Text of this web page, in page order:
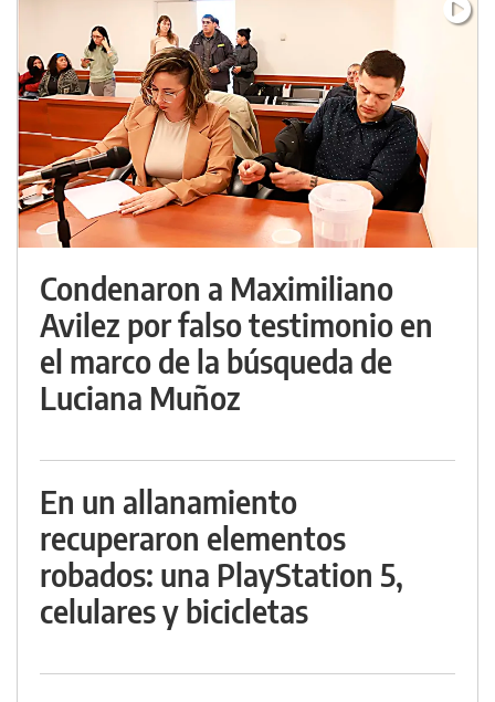
Condenaron a Maximiliano
Avilez por falso testimonio en
el marco de la búsqueda de
Luciana Muñoz
En un allanamiento
recuperaron elementos
robados: una PlayStation 5,
celulares y bicicletas